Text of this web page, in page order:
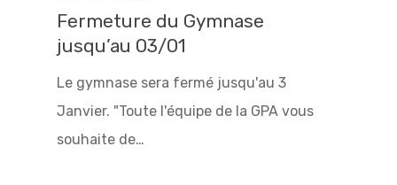
Fermeture du Gymnase
jusqu’au 03/01
Le gymnase sera fermé jusqu'au 3
Janvier. "Toute l'équipe de la GPA vous
souhaite de…